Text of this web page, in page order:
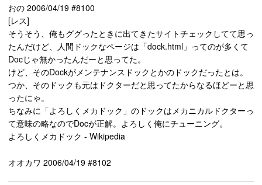
おの 2006/04/19 #8100
[レス]
そうそう、俺もググったときに出てきたサイトチェックしてて思っ
たんだけど、人間ドックなページは「dock.html」ってのが多くて
Docじゃ無かったんだーと思ってた。
けど、そのDockがメンテナンスドックとかのドックだったとは。
つか、そのドックも元はドクターだと思ってたからなるほどーと思
ったにゃ。
ちなみに「よろしくメカドック」のドックはメカニカルドクターっ
て意味の略なのでDocが正解。よろしく俺にチューニング。
よろしくメカドック - Wikipedia
オオカワ 2006/04/19 #8102